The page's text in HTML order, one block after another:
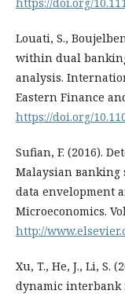
Louati, S.,
within dual
analysis.
Eastern Finance
https://doi.org/
Sufian, F. (2016).
Malaysian вanking
data envelopment
Microeconomics.
http://
Xu, T., He, J., Li, S.
dynamic interbank